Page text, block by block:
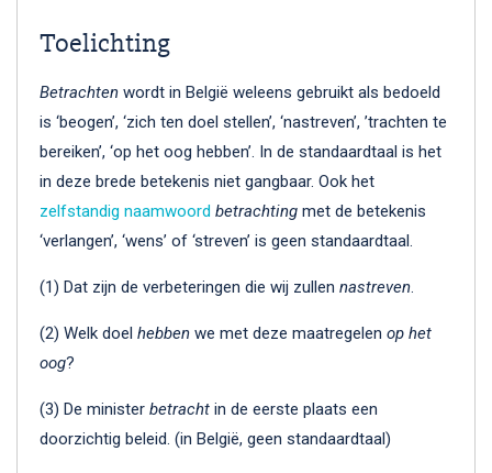
Toelichting
Betrachten wordt in België weleens gebruikt als bedoeld
is ‘beogen’, ‘zich ten doel stellen’, ‘nastreven’, ’trachten te
bereiken’, ‘op het oog hebben’. In de standaardtaal is het
in deze brede betekenis niet gangbaar. Ook het
zelfstandig naamwoord betrachting met de betekenis
‘verlangen’, ‘wens’ of ‘streven’ is geen standaardtaal.
(1) Dat zijn de verbeteringen die wij zullen nastreven.
(2) Welk doel hebben we met deze maatregelen op het
oog?
(3) De minister betracht in de eerste plaats een
doorzichtig beleid. (in België, geen standaardtaal)